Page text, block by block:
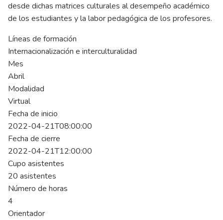
desde dichas matrices culturales al desempeño académico
de los estudiantes y la labor pedagógica de los profesores.
Líneas de formación
Internacionalización e interculturalidad
Mes
Abril
Modalidad
Virtual
Fecha de inicio
2022-04-21T08:00:00
Fecha de cierre
2022-04-21T12:00:00
Cupo asistentes
20 asistentes
Número de horas
4
Orientador